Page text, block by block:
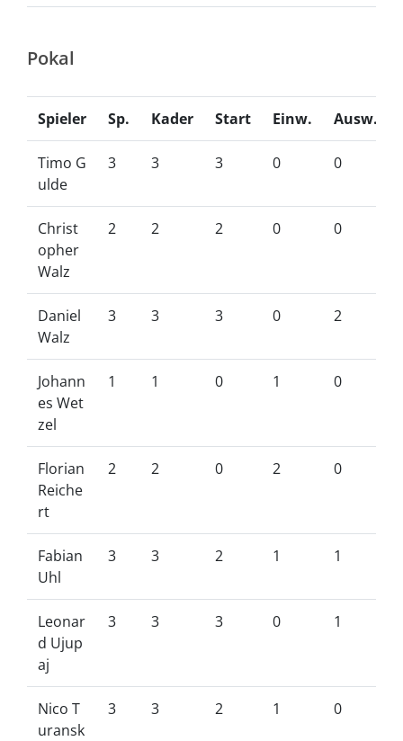
Pokal
Spieler Sp. Kader Start Einw. Ausw.
Timo G
ulde
3 3 3 0 0
Christ
opher
Walz
2 2 2 0 0
Daniel
Walz
3 3 3 0 2
Johann
es Wet
zel
1 1 0 1 0
Florian
Reiche
rt
2 2 0 2 0
Fabian
Uhl
3 3 2 1 1
Leonar
d Ujup
aj
3 3 3 0 1
Nico T
uransk
3 3 2 1 0